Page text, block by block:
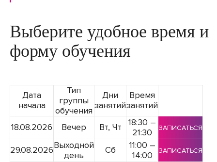
Выберите удобное время и
форму обучения
Дата
начала
Тип
группы
обучения
Дни
занятий
Время
занятий
18.08.2026 Вечер Вт, Чт
18:30 –
21:30
ЗАПИСАТЬСЯ
29.08.2026Выходной
день
Сб
11:00 –
14:00
ЗАПИСАТЬСЯ